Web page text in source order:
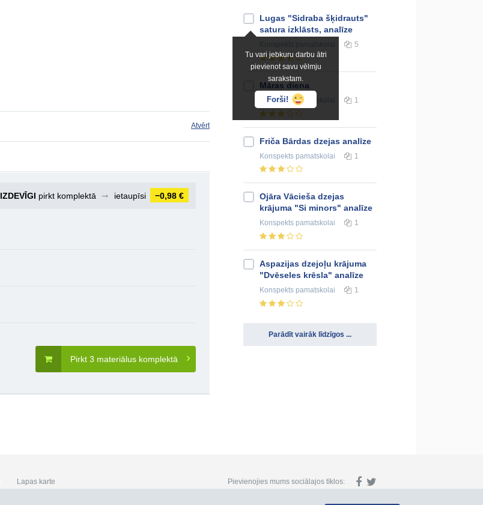
Atvērt
IZDEVĪGI pirkt komplektā ➞ ietaupīsi −0,98 €
Pirkt 3 materiālus komplektā
Tu vari jebkuru darbu ātri
pievienot savu vēlmju
sarakstam.
Forši!
Lugas "Sidraba šķidrauts"
satura izklāsts, analīze
5
Māras diena
Konspektspamatskolai 1
Friča Bārdas dzejas analīze
Konspekts pamatskolai 1
Ojāra Vācieša dzejas
krājuma "Si minors" analīze
Konspekts pamatskolai 1
Aspazijas dzejoļu krājuma
"Dvēseles krēsla" analīze
Konspekts pamatskolai 1
Parādīt vairāk līdzīgos ...
Lapas karte Pievienojies mums sociālajos tīklos: